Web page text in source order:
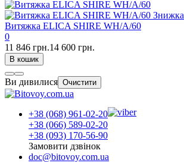
Знижка
Витяжка ELICA SHIRE WH/A/60
0
11 846 грн.14 600 грн.
В кошик
Ви дивилися Очистити
+38 (068) 961-02-20
+38 (066) 589-02-20
+38 (093) 170-56-90
Замовити дзвінок
doc@bitovoy.com.ua